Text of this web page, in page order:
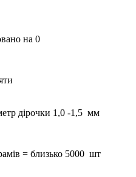
на 0
дірочки 1,0 -1,5 мм
= близько 5000 шт